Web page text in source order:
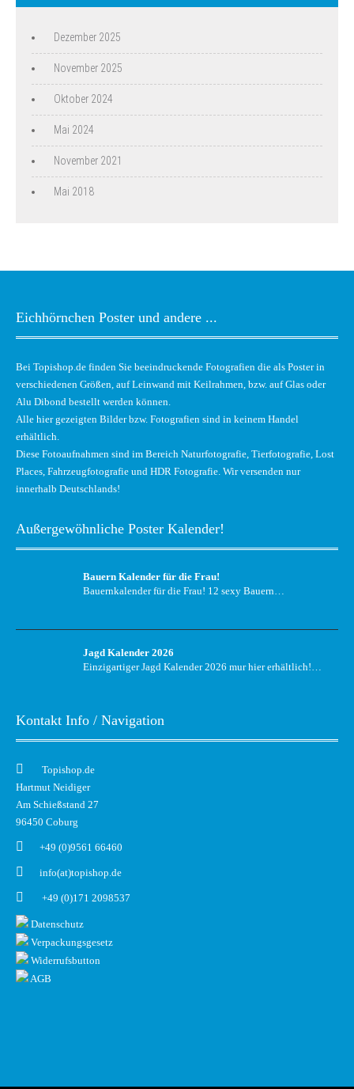
Dezember 2025
November 2025
Oktober 2024
Mai 2024
November 2021
Mai 2018
Eichhörnchen Poster und andere ...
Bei Topishop.de finden Sie beeindruckende Fotografien die als Poster in
verschiedenen Größen, auf Leinwand mit Keilrahmen, bzw. auf Glas oder
Alu Dibond bestellt werden können.
Alle hier gezeigten Bilder bzw. Fotografien sind in keinem Handel
erhältlich.
Diese Fotoaufnahmen sind im Bereich Naturfotografie, Tierfotografie, Lost
Places, Fahrzeugfotografie und HDR Fotografie. Wir versenden nur
innerhalb Deutschlands!
Außergewöhnliche Poster Kalender!
Bauern Kalender für die Frau!
Bauernkalender für die Frau! 12 sexy Bauern…
Jagd Kalender 2026
Einzigartiger Jagd Kalender 2026 mur hier erhältlich!…
Kontakt Info / Navigation
Topishop.de
Hartmut Neidiger
Am Schießstand 27
96450 Coburg
+49 (0)9561 66460
info(at)topishop.de
+49 (0)171 2098537
Datenschutz
Verpackungsgesetz
Widerrufsbutton
AGB